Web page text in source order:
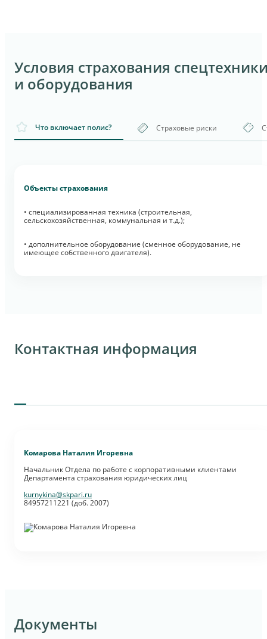
Условия страхования
и оборудования
Что включает полис? Страховые риски
Объекты страхования
• специализированная техника (строительная,
сельскохозяйственная, коммунальная и т.д.);
• дополнительное оборудование (сменное оборудование, не
имеющее собственного двигателя).
Контактная информация
Комарова Наталия Игоревна
Начальник Отдела по работе с корпоративными клиентами
Департамента страхования юридических лиц
kurnykina@skpari.ru
84957211221 (доб. 2007)
Документы